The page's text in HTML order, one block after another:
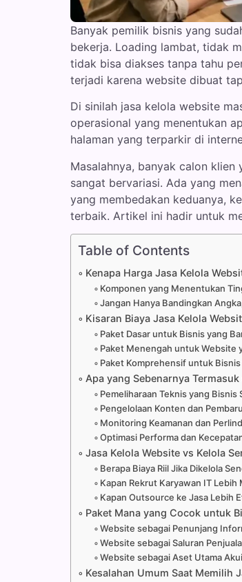
Banyak pemilik bisnis yang
bekerja. Loading lambat, tidak
tidak bisa diakses tanpa tahu
terjadi karena website dibuat
Di sinilah jasa kelola website
operasional yang menentukan
halaman yang terparkir di
Masalahnya, banyak calon
sangat bervariasi. Ada yang
yang membedakan keduanya,
terbaik. Artikel ini hadir untuk
Table of Contents
Kenapa Harga Jasa Kelola
Komponen yang Menentukan
Jangan Hanya Bandingkan
Kisaran Biaya Jasa Kelola
Paket Dasar untuk Bisnis yang
Paket Menengah untuk Website
Paket Komprehensif untuk
Apa yang Sebenarnya
Pemeliharaan Teknis yang
Pengelolaan Konten dan
Monitoring Keamanan dan
Optimasi Performa dan
Jasa Kelola Website vs Kelola
Berapa Biaya Riil Jika Dikelola
Kapan Rekrut Karyawan IT Lebih
Kapan Outsource ke Jasa Lebih
Paket Mana yang Cocok untuk
Website sebagai Penunjang
Website sebagai Saluran
Website sebagai Aset Utama
Kesalahan Umum Saat Memilih